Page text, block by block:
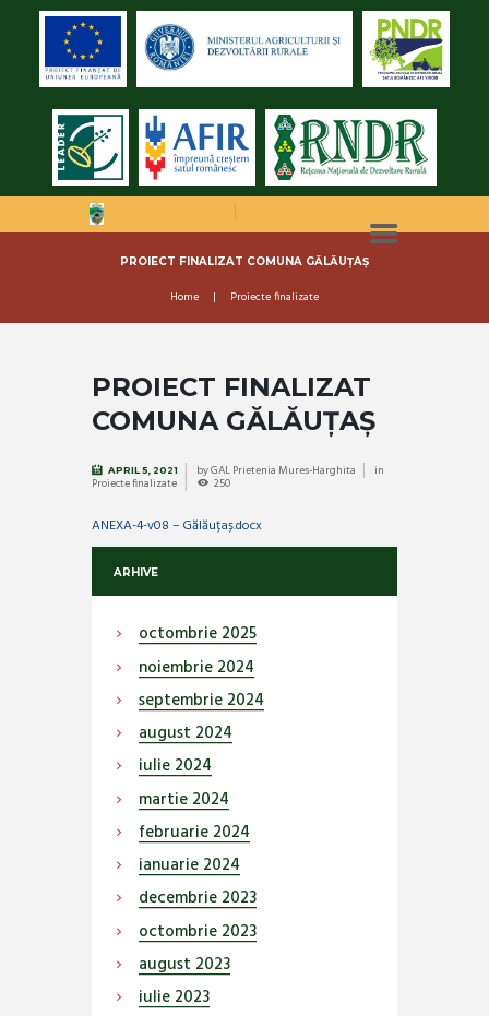
PROIECT FINALIZAT COMUNA GĂLĂUȚAȘ
Home Proiecte finalizate
PROIECT FINALIZAT
COMUNA GĂLĂUȚAȘ
APRIL 5, 2021 byGAL Prietenia Mures-Harghita in
Proiecte finalizate 250
ANEXA-4-v08 – Gălăuțaș.docx
ARHIVE
octombrie 2025
noiembrie 2024
septembrie 2024
august 2024
iulie 2024
martie 2024
februarie 2024
ianuarie 2024
decembrie 2023
octombrie 2023
august 2023
iulie 2023